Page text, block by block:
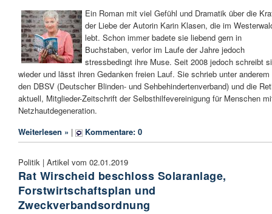
Ein Roman mit viel Gefühl und Dramatik über die
der Liebe der Autorin Karin Klasen, die im
lebt. Schon immer badete sie liebend gern in
Buchstaben, verlor im Laufe der Jahre jedoch
stressbedingt ihre Muse. Seit 2008 jedoch schreibt
wieder und lässt ihren Gedanken freien Lauf. Sie schrieb unter anderem
den DBSV (Deutscher Blinden- und Sehbehindertenverband) und die
aktuell, Mitglieder-Zeitschrift der Selbsthilfevereinigung für Menschen
Netzhautdegeneration.
Weiterlesen » | Kommentare: 0
Politik | Artikel vom 02.01.2019
Rat Wirscheid beschloss Solaranlage,
Forstwirtschaftsplan und
Zweckverbandsordnung